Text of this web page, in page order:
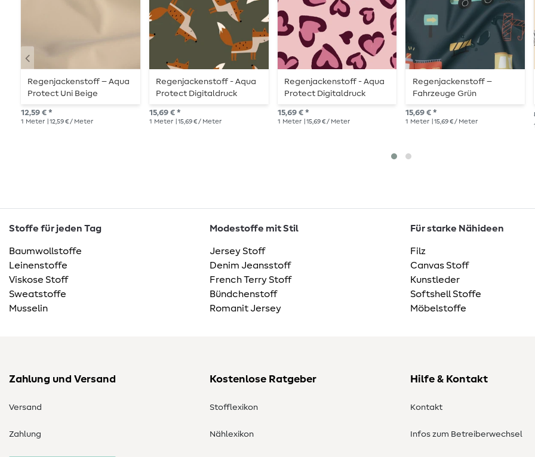
Regenjackenstoff – Aqua
Protect Uni Beige
12,59 € *
1 Meter | 12,59 € / Meter
Regenjackenstoff - Aqua
Protect Digitaldruck
Füchse Grün
15,69 € *
1 Meter | 15,69 € / Meter
Regenjackenstoff - Aqua
Protect Digitaldruck
Herzen Rosa
15,69 € *
1 Meter | 15,69 € / Meter
Regenjackenstoff –
Fahrzeuge Grün
15,69 € *
1 Meter | 15,69 € / Meter
Stoffe für jeden Tag
Baumwollstoffe
Leinenstoffe
Viskose Stoff
Sweatstoffe
Musselin
Modestoffe mit Stil
Jersey Stoff
Denim Jeansstoff
French Terry Stoff
Bündchenstoff
Romanit Jersey
Für starke Nähideen
Filz
Canvas Stoff
Kunstleder
Softshell Stoffe
Möbelstoffe
Zahlung und Versand
Versand
Zahlung
Kostenlose Ratgeber
Stofflexikon
Nählexikon
Hilfe & Kontakt
Kontakt
Infos zum Betreiberwechsel